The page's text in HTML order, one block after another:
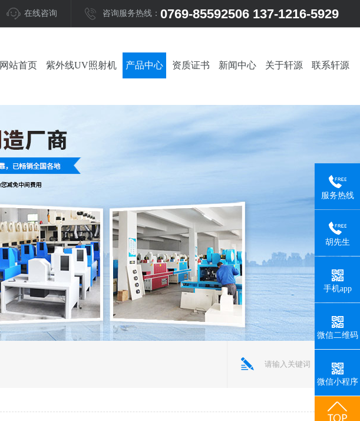
在线咨询 咨询服务热线： 0769-85592506 137-1216-5929
网站首页 紫外线UV照射机 产品中心 资质证书 新闻中心 关于轩源 联系轩源
服务热线
胡先生
手机app
微信二维码
微信小程序